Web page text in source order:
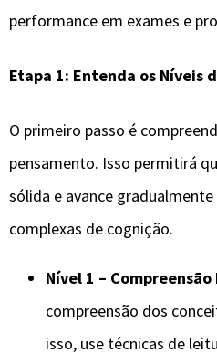
performance em exames e
Etapa 1: Entenda os Níveis
O primeiro passo é
pensamento. Isso permitirá
sólida e avance
complexas de cognição.
Nível 1 – Compreensão
compreensão dos
isso, use técnicas de